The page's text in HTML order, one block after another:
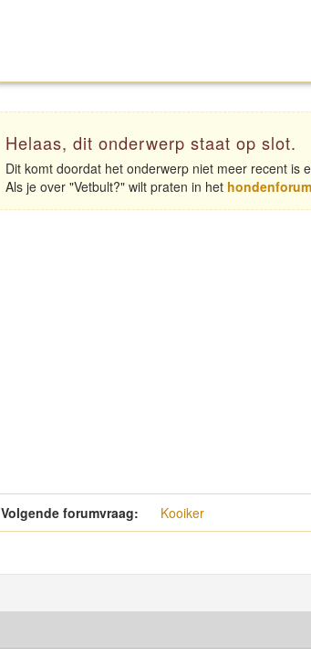
Helaas, dit onderwerp staat op slot.
Dit komt doordat het onderwerp niet meer recent is
Als je over "Vetbult?" wilt praten in het hondenforum
Volgende forumvraag: Kooiker